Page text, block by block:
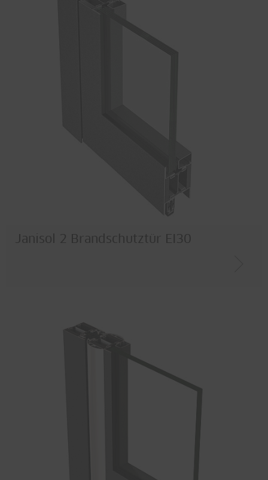
Janisol 2 Brandschutztür EI30